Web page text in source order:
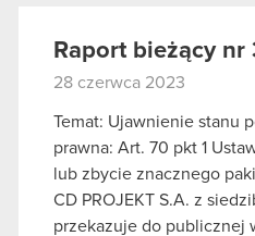
Raport bieżący
28 czerwca 2023
Temat: Ujawnienie stanu
prawna: Art. 70 pkt 1
lub zbycie znacznego
CD PROJEKT S.A. z
przekazuje do publicznej